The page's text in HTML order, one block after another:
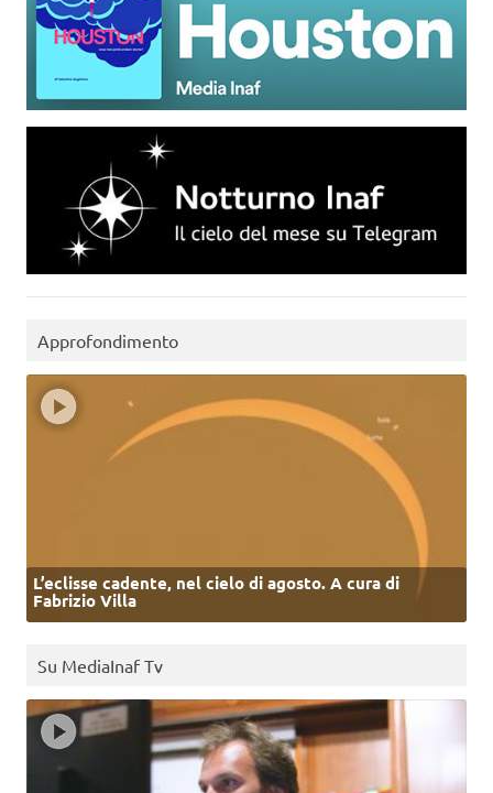
Approfondimento
L’eclisse cadente, nel cielo di agosto. A cura di
Fabrizio Villa
Su MediaInaf Tv